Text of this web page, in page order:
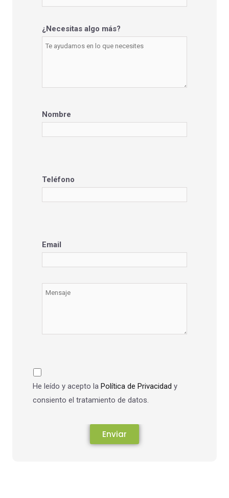
¿Necesitas algo más?
Nombre
Teléfono
Email
He leído y acepto la Política de Privacidad y
consiento el tratamiento de datos.